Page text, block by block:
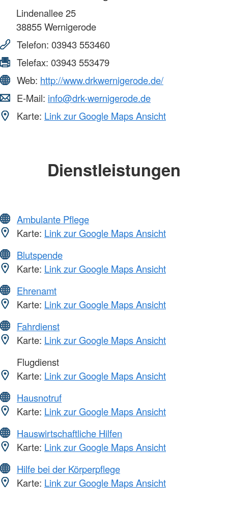
Lindenallee 25
38855Wernigerode
Telefon: 03943 553460
Telefax: 03943 553479
Web: http://www.drkwernigerode.de/
E-Mail: info@drk-wernigerode.de
Karte: Link zur Google Maps Ansicht
Dienstleistungen
Ambulante Pflege
Karte: Link zur Google Maps Ansicht
Blutspende
Karte: Link zur Google Maps Ansicht
Ehrenamt
Karte: Link zur Google Maps Ansicht
Fahrdienst
Karte: Link zur Google Maps Ansicht
Flugdienst
Karte: Link zur Google Maps Ansicht
Hausnotruf
Karte: Link zur Google Maps Ansicht
Hauswirtschaftliche Hilfen
Karte: Link zur Google Maps Ansicht
Hilfe bei der Körperpflege
Karte: Link zur Google Maps Ansicht